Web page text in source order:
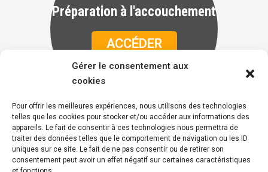
Gérer le consentement aux
cookies
Pour offrir les meilleures expériences, nous utilisons des technologies
telles que les cookies pour stocker et/ou accéder aux informations des
appareils. Le fait de consentir à ces technologies nous permettra de
traiter des données telles que le comportement de navigation ou les ID
uniques sur ce site. Le fait de ne pas consentir ou de retirer son
consentement peut avoir un effet négatif sur certaines caractéristiques
Préparation à l'accouchement
ACCÉDER